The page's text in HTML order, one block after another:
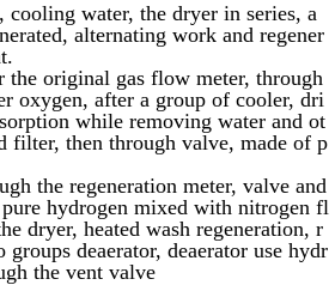
water, the dryer in series, a
alternating work and regener
original gas flow meter, through
oxygen, after a group of cooler, dri
while removing water and ot
filter, then through valve, made of p
the regeneration meter, valve and
hydrogen mixed with nitrogen fl
dryer, heated wash regeneration, r
deaerator, deaerator use hydr
the vent valve